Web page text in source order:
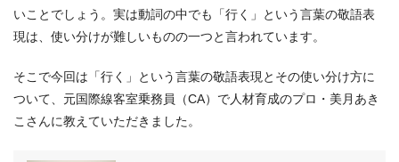
いことでしょう。実は動詞の中でも「行く」という言葉の敬語表
現は、使い分けが難しいものの一つと言われています。
そこで今回は「行く」という言葉の敬語表現とその使い分け方に
ついて、元国際線客室乗務員（CA）で人材育成のプロ・美月あき
こさんに教えていただきました。